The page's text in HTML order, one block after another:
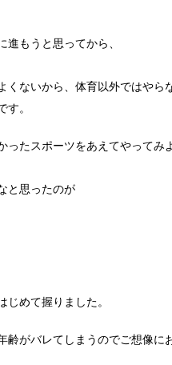
進もうと思ってから、
くないから、体育以外ではや
す。
ったスポーツをあえてやって
と思ったのが
じめて握りました。
齢がバレてしまうのでご想像に